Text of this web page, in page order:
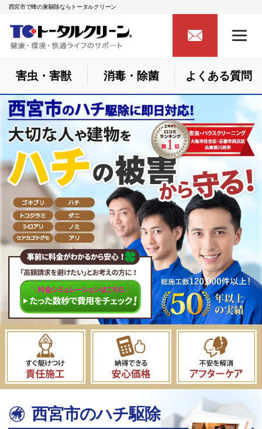
西宮市で蜂の巣駆除ならトータルクリーン
害虫・害獣 消毒・除菌 よくある質問
西宮市のハチ駆除